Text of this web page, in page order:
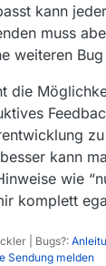
kann
muss
weiteren
die
kann
wie
komplett
| Bugs?:
Sendung melden